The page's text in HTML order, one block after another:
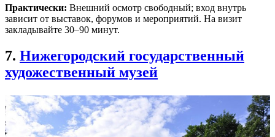
Практически: Внешний осмотр свободный; вход внутрь
зависит от выставок, форумов и мероприятий. На визит
закладывайте 30–90 минут.
7. Нижегородский государственный
художественный музей